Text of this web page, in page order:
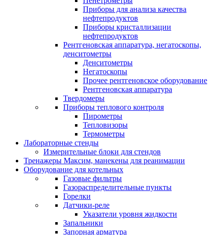
Приборы для анализа качества
нефтепродуктов
Приборы кристаллизации
нефтепродуктов
Рентгеновская аппаратура, негатоскопы,
денситометры
Денситометры
Негатоскопы
Прочее рентгеновское оборудование
Рентгеновская аппаратура
Твердомеры
Приборы теплового контроля
Пирометры
Тепловизоры
Термометры
Лабораторные стенды
Измерительные блоки для стендов
Тренажеры Максим, манекены для реанимации
Оборудование для котельных
Газовые фильтры
Газораспределительные пункты
Горелки
Датчики-реле
Указатели уровня жидкости
Запальники
Запорная арматура